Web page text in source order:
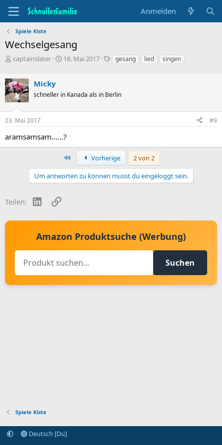
Anmelden
Spiele Kiste
Wechselgesang
T
m
e
n
s
t
a
r
t
captainslater
B
n
d
t
u
m
18. Mai 2017
S
h
o
t
gesang lied singen
Micky
schneller in Kanada als in Berlin
23. Mai 2017 #9
aramsamsam......?
Erste Vorherige
2 von 2
Um antworten zu können musst du eingeloggt sein.
Teilen: LinkedInLink
Amazon Produktsuche (Werbung)
Suchen
Spiele Kiste
Deutsch [Du]